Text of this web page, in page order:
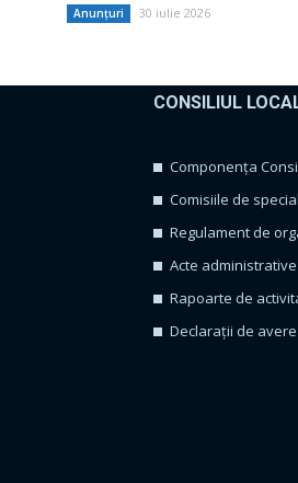
Anunțuri 30 iulie 2026
CONSILIUL
Componența
Comisiile de
Regulament de
Acte administrative
Rapoarte de
Declarații de